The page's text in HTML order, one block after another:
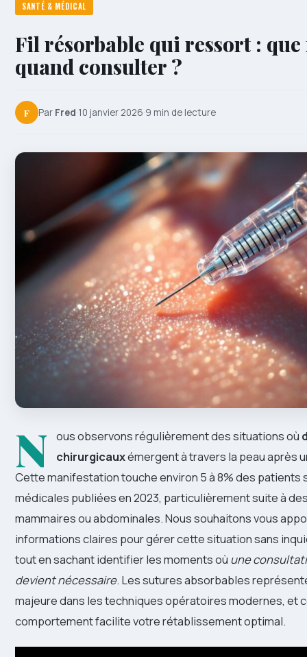
SANTÉ & MÉDICAL
Fil résorbable qui ressort :
quand consulter ?
F Par Fred·10 janvier 2026·9 min de lecture
N ous observons régulièrement des situations où
chirurgicauxémergent à travers la peau après
Cette manifestation touche environ 5 à 8% des patients
médicales publiées en 2023, particulièrement suite à
mammaires ou abdominales. Nous souhaitons vous
informations claires pour gérer cette situation sans
tout en sachant identifier les moments où une
devient nécessaire. Les sutures absorbables
majeure dans les techniques opératoires modernes, et
comportement facilite votre rétablissement optimal.